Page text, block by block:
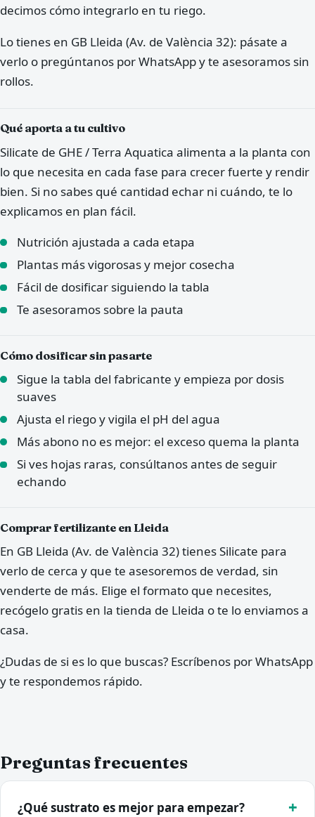
decimos cómo integrarlo en tu riego.
Lo tienes en GB Lleida (Av. de València 32): pásate a
verlo o pregúntanos por WhatsApp y te asesoramos sin
rollos.
Qué aporta a tu cultivo
Silicate de GHE / Terra Aquatica alimenta a la planta con
lo que necesita en cada fase para crecer fuerte y rendir
bien. Si no sabes qué cantidad echar ni cuándo, te lo
explicamos en plan fácil.
Nutrición ajustada a cada etapa
Plantas más vigorosas y mejor cosecha
Fácil de dosificar siguiendo la tabla
Te asesoramos sobre la pauta
Cómo dosificar sin pasarte
Sigue la tabla del fabricante y empieza por dosis
suaves
Ajusta el riego y vigila el pH del agua
Más abono no es mejor: el exceso quema la planta
Si ves hojas raras, consúltanos antes de seguir
echando
Comprar fertilizante en Lleida
En GB Lleida (Av. de València 32) tienes Silicate para
verlo de cerca y que te asesoremos de verdad, sin
venderte de más. Elige el formato que necesites,
recógelo gratis en la tienda de Lleida o te lo enviamos a
casa.
¿Dudas de si es lo que buscas? Escríbenos por WhatsApp
y te respondemos rápido.
Preguntas frecuentes
¿Qué sustrato es mejor para empezar?